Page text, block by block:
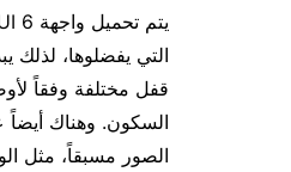
التي يفضلوها، لذلك
قفل مختلفة وفقاً
السكون. وهناك أيضاً
الصور مسبقاً، مثل